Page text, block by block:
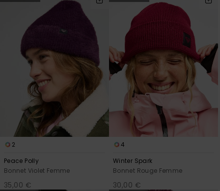
2
Peace Polly
Bonnet Violet Femme
35,00 €
4
Winter Spark
Bonnet Rouge Femme
30,00 €